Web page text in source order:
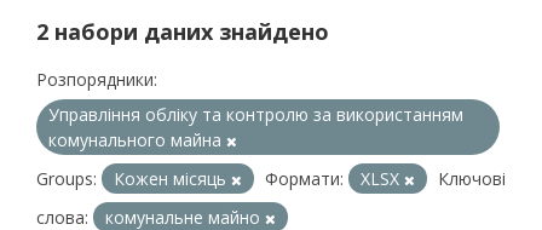
2 набори даних знайдено
Розпорядники:
Управління обліку та контролю за використанням
комунального майна
Groups:
Кожен місяць Формати: XLSX
Ключові
слова:
комунальне майно